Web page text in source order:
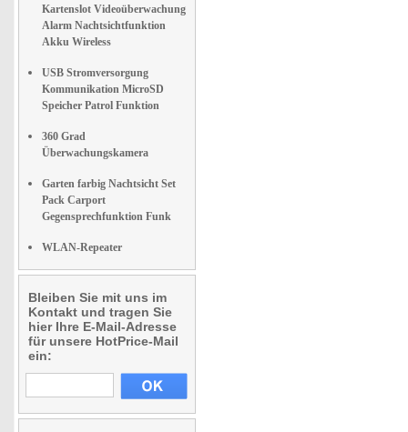
Kartenslot Videoüberwachung
Alarm Nachtsichtfunktion
Akku Wireless
USB Stromversorgung
Kommunikation MicroSD
Speicher Patrol Funktion
360 Grad
Überwachungskamera
Garten farbig Nachtsicht Set
Pack Carport
Gegensprechfunktion Funk
WLAN-Repeater
Bleiben Sie mit uns im
Kontakt und tragen Sie
hier Ihre E-Mail-Adresse
für unsere HotPrice-Mail
ein: